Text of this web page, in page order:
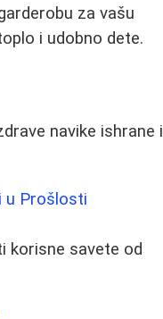
za vašu
i udobno dete.
navike ishrane i
u Prošlosti
korisne savete od